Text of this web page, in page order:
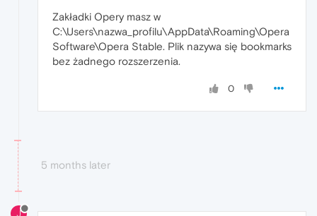
Zakładki Opery masz w
C:\Users\nazwa_profilu\AppData\Roaming\Opera
Software\Opera Stable. Plik nazywa się bookmarks
bez żadnego rozszerzenia.
0
5 months later
J